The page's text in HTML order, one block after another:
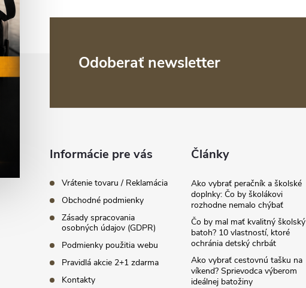
Z
i
Odoberať newsletter
Informácie pre vás
Vrátenie tovaru / Reklamácia
Obchodné podmienky
Zásady spracovania
osobných údajov (GDPR)
Podmienky použitia webu
Pravidlá akcie 2+1 zdarma
Kontakty
Články
Ako vybrať peračník a školské
doplnky: Čo by školákovi
rozhodne nemalo chýbať
Čo by mal mať kvalitný školský
batoh? 10 vlastností, ktoré
ochránia detský chrbát
Ako vybrať cestovnú tašku na
víkend? Sprievodca výberom
ideálnej batožiny